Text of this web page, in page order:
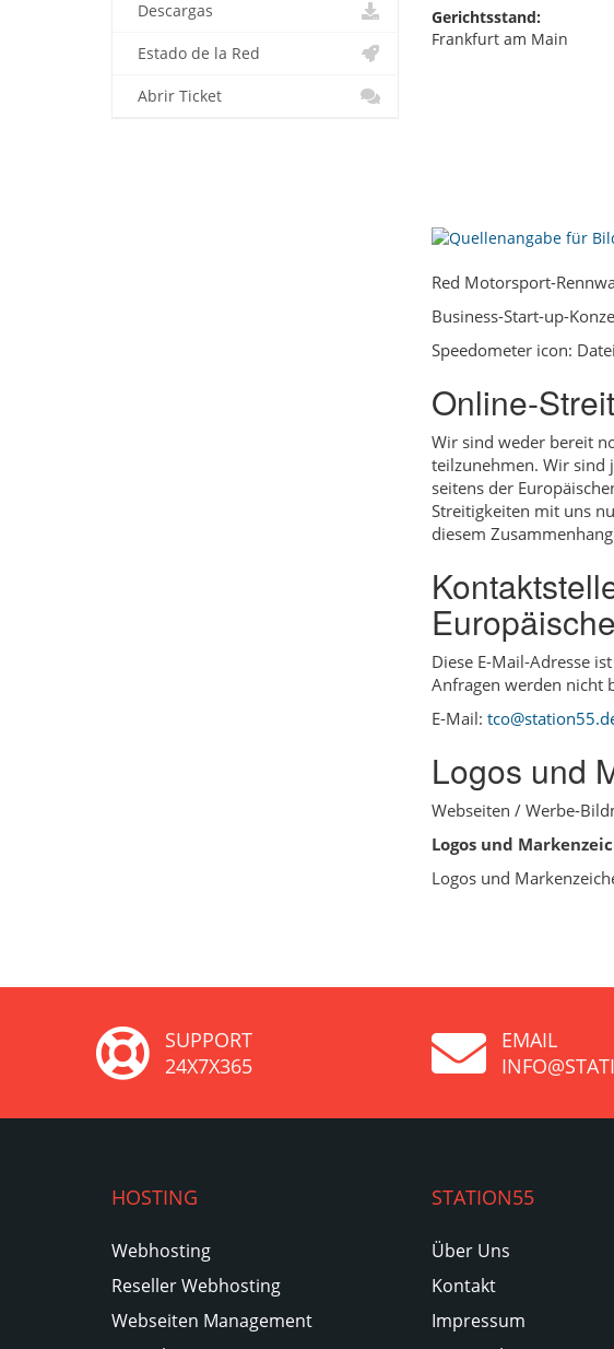
Gerichtsstand:
Frankfurt am Main
Red Motorsport-
Business-Start-up-
Speedometer icon:
Online-
Wir sind weder bereit
teilzunehmen. Wir sind
seitens der
Streitigkeiten mit uns
diesem
Diese E-Mail-Adresse
Anfragen werden nicht
E-Mail:
Logos und
Webseiten / Werbe-
Logos und
Logos und
Descargas
Estado de la Red
Abrir Ticket
SUPPORT
24X7X365
EMAIL
HOSTING
Webhosting
Reseller Webhosting
Webseiten Management
STATION55
Über Uns
Kontakt
Impressum